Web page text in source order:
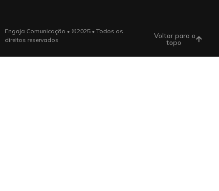
Engaja Comunicação • ©2025 • Todos os
direitos reservados
Voltar para o
topo